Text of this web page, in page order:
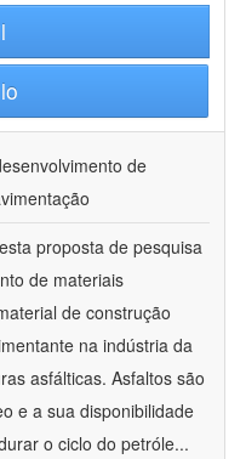
de
proposta de pesquisa
de materiais
de construção
na indústria da
asfálticas. Asfaltos são
e a sua disponibilidade
o ciclo do petróle...